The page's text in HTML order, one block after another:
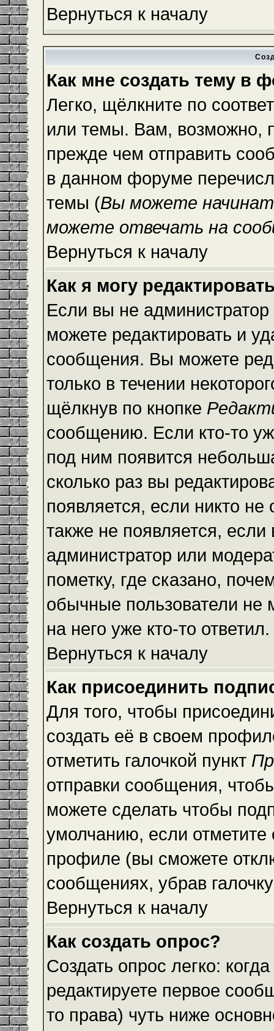
Вернуться к началу
Как мне создать тему в
Легко, щёлкните по
или темы. Вам, возможно,
прежде чем отправить
в данном форуме
темы (Вы можете
можете отвечать на
Вернуться к началу
Как я могу
Если вы не
можете редактировать и
сообщения. Вы можете
только в течении
щёлкнув по кнопке
сообщению. Если кто-то
под ним появится
сколько раз вы
появляется, если никто
также не появляется,
администратор или
пометку, где сказано,
обычные пользователи не
на него уже кто-то ответил.
Вернуться к началу
Как присоединить
Для того, чтобы
создать её в своем
отметить галочкой пункт
отправки сообщения,
можете сделать чтобы
умолчанию, если
профиле (вы сможете
сообщениях, убрав
Вернуться к началу
Как создать опрос?
Создать опрос легко:
редактируете первое
то права) чуть ниже